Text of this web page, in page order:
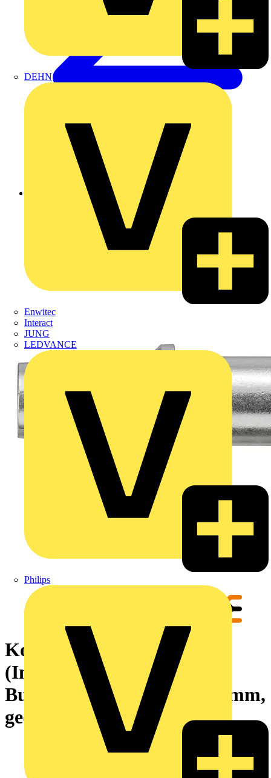
DEHN
Enwitec
Interact
JUNG
LEDVANCE
Philips
Zurück zu Produkte
Kontakt
(Industriesteckverbinder),
Buchse, MHP, 25 mm², 9.5 mm,
gedreht